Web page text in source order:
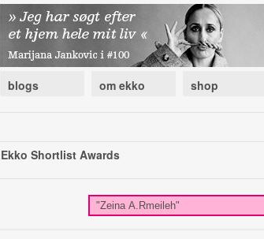
blogs om ekko shop
Ekko Shortlist Awards